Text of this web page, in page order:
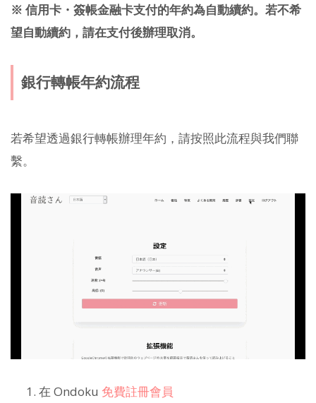
※ 信用卡・簽帳金融卡支付的年約為自動續約。若不希
望自動續約，請在支付後辦理取消。
銀行轉帳年約流程
若希望透過銀行轉帳辦理年約，請按照此流程與我們聯
繫。
在 Ondoku 免費註冊會員